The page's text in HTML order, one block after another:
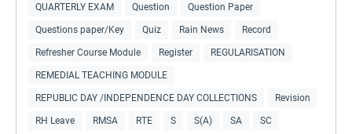
QUARTERLY EXAM Question Question Paper
Questions paper/Key Quiz Rain News Record
Refresher Course Module Register REGULARISATION
REMEDIAL TEACHING MODULE
REPUBLIC DAY /INDEPENDENCE DAY COLLECTIONS Revision
RH Leave RMSA RTE S S(A) SA SC